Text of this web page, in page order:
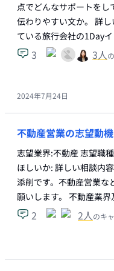
点でどんなサポートをし
伝わりやすい文か。 詳
ている旅行会社の1Day
3 3人
2024年7月24日
不動産営業の志望動
志望業界:不動産 志望職
ほしいか: 詳しい相談内
添削です。不動産営業な
願いします。 不動産業
2 2人のキ